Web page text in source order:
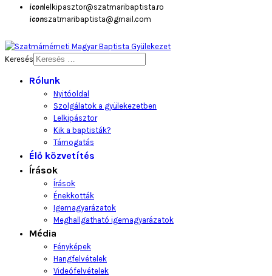
icon lelkipasztor@szatmaribaptista.ro
iconszatmaribaptista@gmail.com
Keresés
Rólunk
Nyitóoldal
Szolgálatok a gyülekezetben
Lelkipásztor
Kik a baptisták?
Támogatás
Élő közvetítés
Írások
Írások
Énekkották
Igemagyarázatok
Meghallgatható igemagyarázatok
Média
Fényképek
Hangfelvételek
Videófelvételek